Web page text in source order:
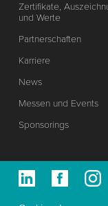
Zertifikate,
und Werte
Partnerschaften
Karriere
News
Messen und Events
Sponsorings